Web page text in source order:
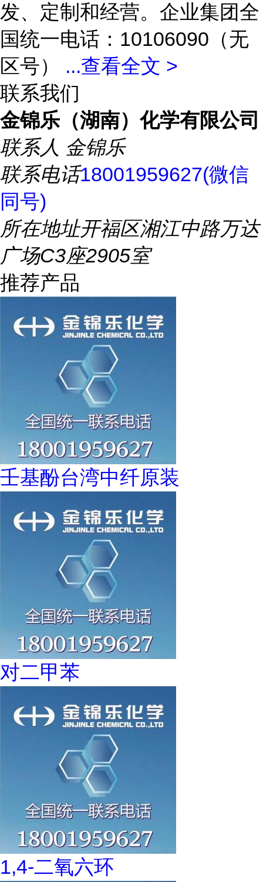
发、定制和经营。企业集团全
国统一电话：10106090（无
区号） ...查看全文 >
联系我们
金锦乐（湖南）化学有限公司
联系人 金锦乐
联系电话18001959627(微信
同号)
所在地址开福区湘江中路万达
广场C3座2905室
推荐产品
壬基酚台湾中纤原装
对二甲苯
1,4-二氧六环